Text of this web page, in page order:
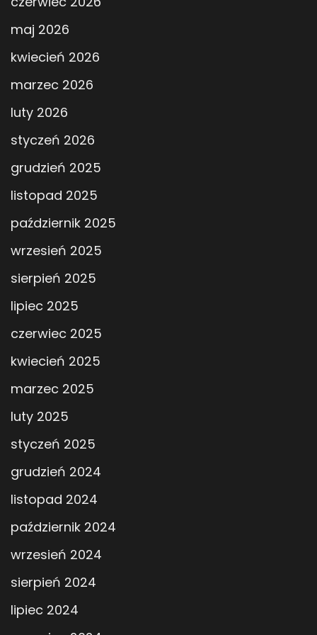
maj 2026
kwiecień 2026
marzec 2026
luty 2026
styczeń 2026
grudzień 2025
listopad 2025
październik 2025
wrzesień 2025
sierpień 2025
lipiec 2025
czerwiec 2025
kwiecień 2025
marzec 2025
luty 2025
styczeń 2025
grudzień 2024
listopad 2024
październik 2024
wrzesień 2024
sierpień 2024
lipiec 2024